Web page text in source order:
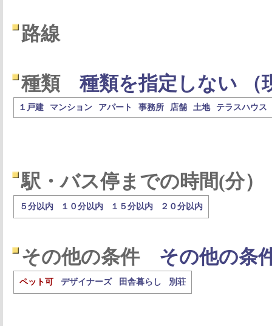
路線
種類 種類を指定しない （
１戸建 マンション アパート 事務所 店舗 土地 テラスハウス
駅・バス停までの時間(分）
５分以内 １０分以内 １５分以内 ２０分以内
その他の条件 その他の条
ペット可 デザイナーズ 田舎暮らし 別荘